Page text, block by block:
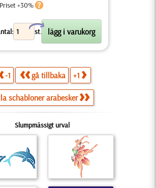
+30%
st.
X
-1 gå tillbaka +1
schabloner arabesker
Slumpmässigt urval